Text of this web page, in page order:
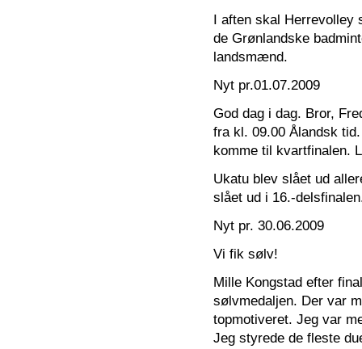
I aften skal Herrevolley
de Grønlandske
landsmænd.
Nyt pr.01.07.2009
God dag i dag. Bror,
fra kl. 09.00 Ålandsk
komme til kvartfinalen.
Ukatu blev slået ud
slået ud i 16.-
Nyt pr. 30.06.2009
Vi fik sølv!
Mille Kongstad efter
sølvmedaljen. Der var
topmotiveret. Jeg var
Jeg styrede de fleste